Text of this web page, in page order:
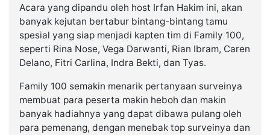
Acara yang dipandu oleh host Irfan Hakim ini, akan
banyak kejutan bertabur bintang-bintang tamu
spesial yang siap menjadi kapten tim di Family 100,
seperti Rina Nose, Vega Darwanti, Rian Ibram, Caren
Delano, Fitri Carlina, Indra Bekti, dan Tyas.
Family 100 semakin menarik pertanyaan surveinya
membuat para peserta makin heboh dan makin
banyak hadiahnya yang dapat dibawa pulang oleh
para pemenang, dengan menebak top surveinya dan